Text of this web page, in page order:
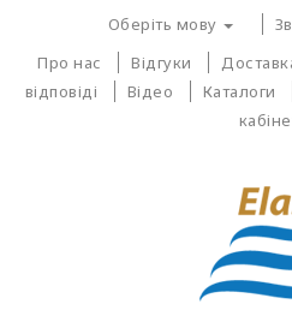
Оберіть мову
Про нас
Відгуки
відповіді
Відео Каталоги